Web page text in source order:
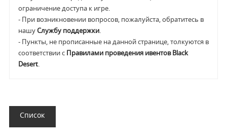
ограничение доступа к игре.
- При возникновении вопросов, пожалуйста, обратитесь в
нашуСлужбу поддержки.
- Пункты, не прописанные на данной странице, толкуются в
соответствии с Правилами проведения ивентов Black
Desert.
Список